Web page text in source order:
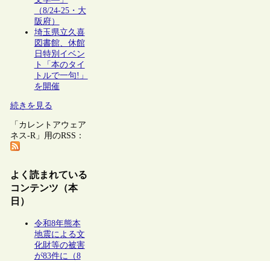
（8/24-25・大
阪府）
埼玉県立久喜
図書館、休館
日特別イベン
ト「本のタイ
トルで一句!」
を開催
続きを見る
「カレントアウェア
ネス-R」用のRSS：
よく読まれている
コンテンツ（本
日）
令和8年熊本
地震による文
化財等の被害
が83件に（8